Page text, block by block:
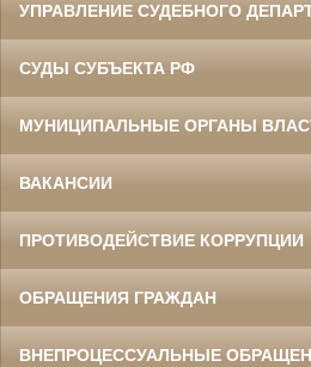
УПРАВЛЕНИЕ СУДЕБНОГО
СУДЫ СУБЪЕКТА РФ
МУНИЦИПАЛЬНЫЕ ОРГАНЫ
ВАКАНСИИ
ПРОТИВОДЕЙСТВИЕ КОРРУПЦИИ
ОБРАЩЕНИЯ ГРАЖДАН
ВНЕПРОЦЕССУАЛЬНЫЕ